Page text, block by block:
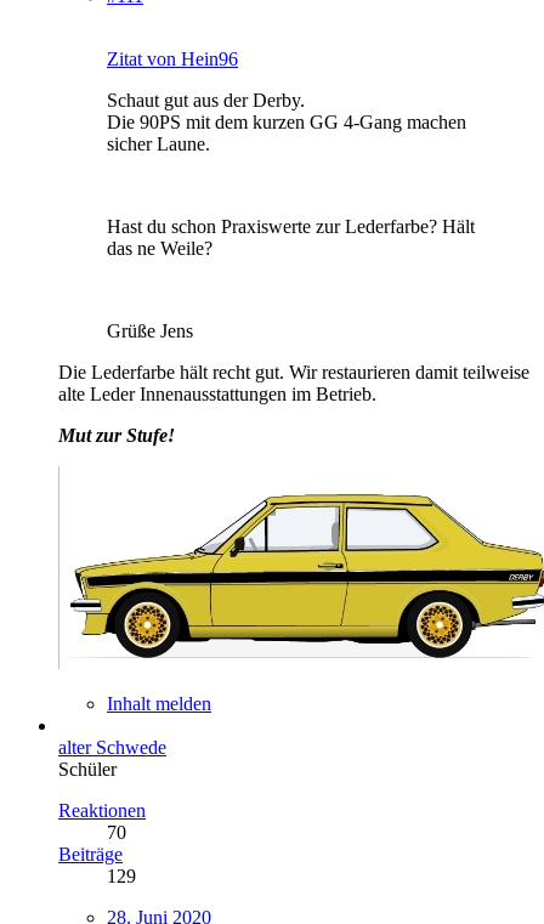
Zitat von Hein96
Schaut gut aus der Derby.
Die 90PS mit dem kurzen GG 4-Gang machen
sicher Laune.
Hast du schon Praxiswerte zur Lederfarbe? Hält
das ne Weile?
Grüße Jens
Die Lederfarbe hält recht gut. Wir restaurieren damit teilweise
alte Leder Innenausstattungen im Betrieb.
Mut zur Stufe!
Inhalt melden
alter Schwede
Schüler
Reaktionen
70
Beiträge
129
28. Juni 2020